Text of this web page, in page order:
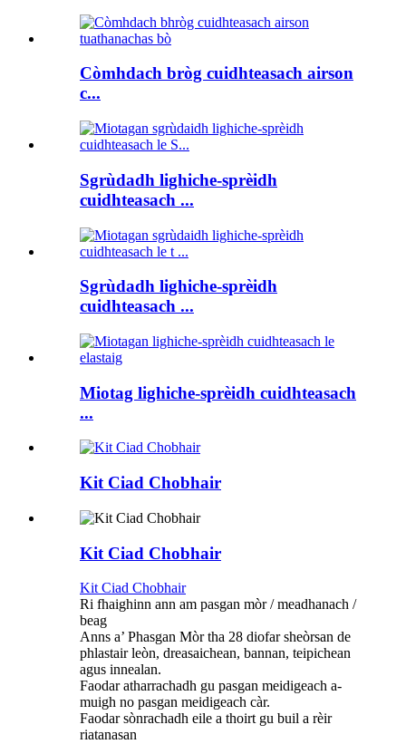
Còmhdach bròg cuidhteasach airson
c...
Sgrùdadh lighiche-sprèidh
cuidhteasach ...
Sgrùdadh lighiche-sprèidh
cuidhteasach ...
Miotag lighiche-sprèidh cuidhteasach
...
Kit Ciad Chobhair
Kit Ciad Chobhair
Kit Ciad Chobhair
Ri fhaighinn ann am pasgan mòr / meadhanach /
beag
Anns a’ Phasgan Mòr tha 28 diofar sheòrsan de
phlastair leòn, dreasaichean, bannan, teipichean
agus innealan.
Faodar atharrachadh gu pasgan meidigeach a-
muigh no pasgan meidigeach càr.
Faodar sònrachadh eile a thoirt gu buil a rèir
riatanasan